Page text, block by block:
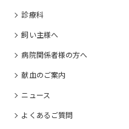
診療科
飼い主様へ
病院関係者様の⽅へ
献血のご案内
ニュース
よくあるご質問